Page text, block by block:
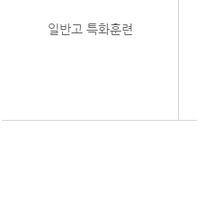
일반고 특화훈련